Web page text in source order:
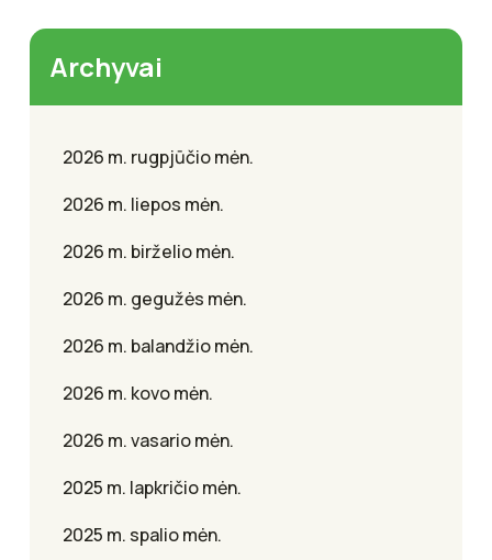
Archyvai
2026 m. rugpjūčio mėn.
2026 m. liepos mėn.
2026 m. birželio mėn.
2026 m. gegužės mėn.
2026 m. balandžio mėn.
2026 m. kovo mėn.
2026 m. vasario mėn.
2025 m. lapkričio mėn.
2025 m. spalio mėn.